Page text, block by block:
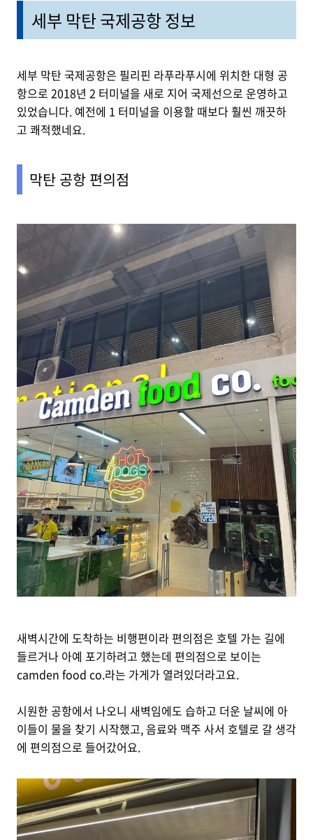
세부 막탄 국제공항 정보
세부 막탄 국제공항은 필리핀 라푸라푸시에 위치한 대형 공
항으로 2018년 2 터미널을 새로 지어 국제선으로 운영하고
있었습니다. 예전에 1 터미널을 이용할 때보다 훨씬 깨끗하
고 쾌적했네요.
막탄 공항 편의점
새벽시간에 도착하는 비행편이라 편의점은 호텔 가는 길에
들르거나 아예 포기하려고 했는데 편의점으로 보이는
camden food co.라는 가게가 열려있더라고요.
시원한 공항에서 나오니 새벽임에도 습하고 더운 날씨에 아
이들이 물을 찾기 시작했고, 음료와 맥주 사서 호텔로 갈 생각
에 편의점으로 들어갔어요.